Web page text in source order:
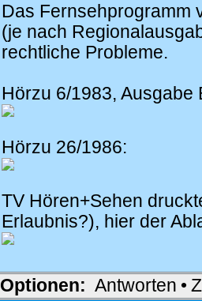
Das Fernsehprogramm
(je nach
rechtliche Probleme.
Hörzu 6/1983, Ausgabe
Hörzu 26/1986:
TV Hören+Sehen
Erlaubnis?), hier der
Optionen: Antworten •